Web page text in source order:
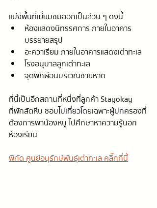
แบ่งพื้นที่เยี่ยมชมออกเป็นส่วน ๆ ดังนี้
ห้องแสดงนิทรรศการ ภายในอาคาร
บรรยายสรุป
อะควาเรียม ภายในอาคารแสดงเต่าทะเล
โรงอนุบาลลูกเต่าทะเล
จุดพักผ่อนบริเวณชายหาด
ที่นี้เป็นอีกสถานที่หนึ่งที่ลูกค้า Stayokay
ที่พักสัตหีบ ชอบไปเที่ยวโดยเฉพาะผู้ปกครองที่
ต้องการพาน้องหนู ไปศึกษาหาความรู้นอก
ห้องเรียน
พิกัด ศูนย์อนุรักษ์พันธุ์เต่าทะเล คลิ๊กที่นี้